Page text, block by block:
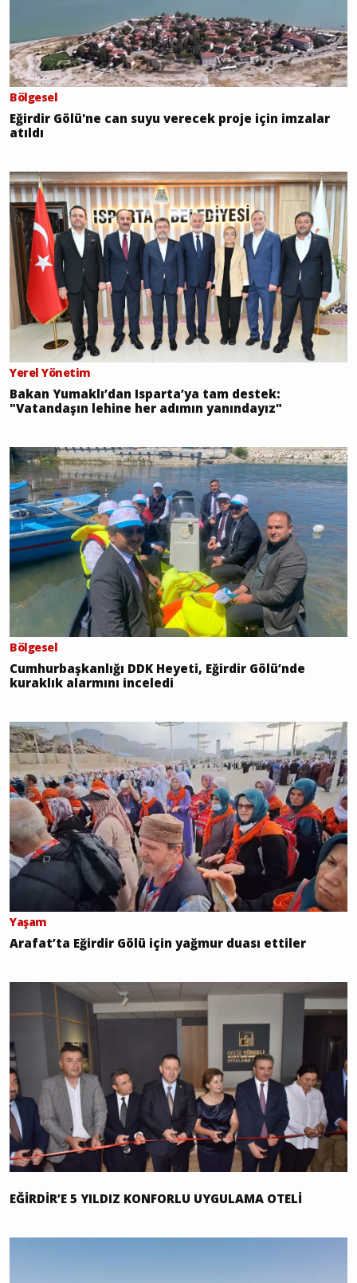
Bölgesel
Eğirdir Gölü'ne can suyu verecek proje için imzalar
atıldı
Yerel Yönetim
Bakan Yumaklı’dan Isparta’ya tam destek:
"Vatandaşın lehine her adımın yanındayız"
Bölgesel
Cumhurbaşkanlığı DDK Heyeti, Eğirdir Gölü’nde
kuraklık alarmını inceledi
Yaşam
Arafat’ta Eğirdir Gölü için yağmur duası ettiler
EĞİRDİR’E 5 YILDIZ KONFORLU UYGULAMA OTELİ